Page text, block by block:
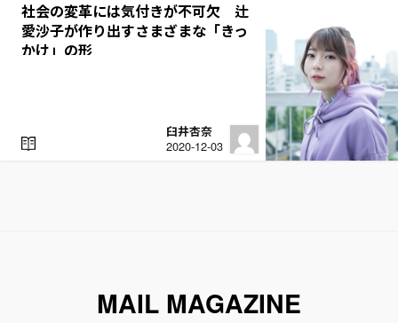
社会の変革には気付きが不可欠 辻
愛沙子が作り出すさまざまな「きっ
かけ」の形
臼井杏奈
2020-12-03
R
E
MAIL MAGAZINE